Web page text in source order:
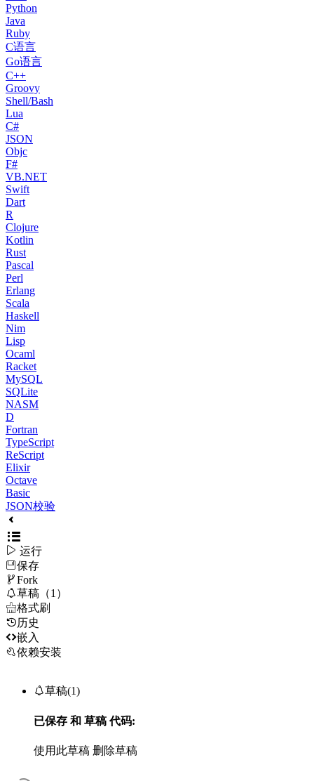
Python
Java
Ruby
C语言
Go语言
C++
Groovy
Shell/Bash
Lua
C#
JSON
Objc
F#
VB.NET
Swift
Dart
R
Clojure
Kotlin
Rust
Pascal
Perl
Erlang
Scala
Haskell
Nim
Lisp
Ocaml
Racket
MySQL
SQLite
NASM
D
Fortran
TypeScript
ReScript
Elixir
Octave
Basic
JSON校验
 运行
保存
Fork
草稿（1）
格式刷
历史
嵌入
依赖安装
草稿(1)
已保存 和 草稿代码:
使用此草稿 删除草稿